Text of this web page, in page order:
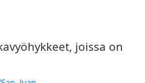
joissa on